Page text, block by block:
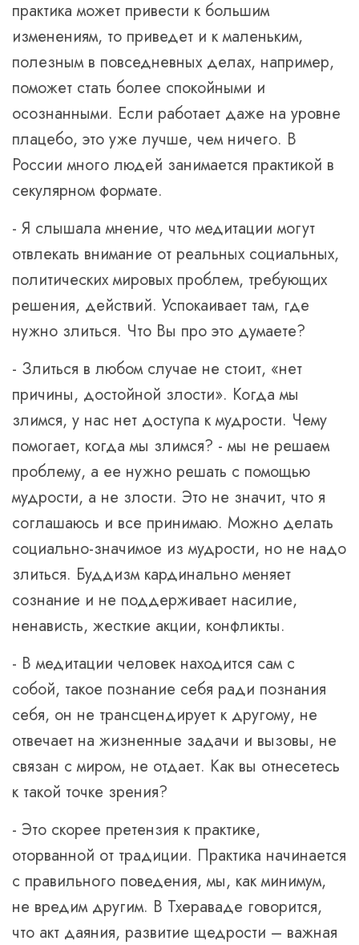
практика может привести к большим
изменениям, то приведет и к маленьким,
полезным в повседневных делах, например,
поможет стать более спокойными и
осознанными. Если работает даже на уровне
плацебо, это уже лучше, чем ничего. В
России много людей занимается практикой в
секулярном формате.
- Я слышала мнение, что медитации могут
отвлекать внимание от реальных социальных,
политических мировых проблем, требующих
решения, действий. Успокаивает там, где
нужно злиться. Что Вы про это думаете?
- Злиться в любом случае не стоит, «нет
причины, достойной злости». Когда мы
злимся, у нас нет доступа к мудрости. Чему
помогает, когда мы злимся? - мы не решаем
проблему, а ее нужно решать с помощью
мудрости, а не злости. Это не значит, что я
соглашаюсь и все принимаю. Можно делать
социально-значимое из мудрости, но не надо
злиться. Буддизм кардинально меняет
сознание и не поддерживает насилие,
ненависть, жесткие акции, конфликты.
- В медитации человек находится сам с
собой, такое познание себя ради познания
себя, он не трансцендирует к другому, не
отвечает на жизненные задачи и вызовы, не
связан с миром, не отдает. Как вы отнесетесь
к такой точке зрения?
- Это скорее претензия к практике,
оторванной от традиции. Практика начинается
с правильного поведения, мы, как минимум,
не вредим другим. В Тхераваде говорится,
что акт даяния, развитие щедрости – важная